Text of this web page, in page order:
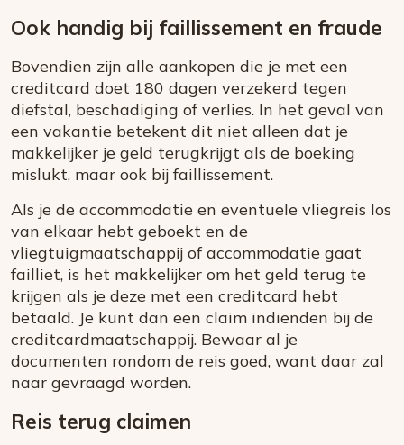
Ook handig bij faillissement en fraude
Bovendien zijn alle aankopen die je met een
creditcard doet 180 dagen verzekerd tegen
diefstal, beschadiging of verlies. In het geval van
een vakantie betekent dit niet alleen dat je
makkelijker je geld terugkrijgt als de boeking
mislukt, maar ook bij faillissement.
Als je de accommodatie en eventuele vliegreis los
van elkaar hebt geboekt en de
vliegtuigmaatschappij of accommodatie gaat
failliet, is het makkelijker om het geld terug te
krijgen als je deze met een creditcard hebt
betaald. Je kunt dan een claim indienden bij de
creditcardmaatschappij. Bewaar al je
documenten rondom de reis goed, want daar zal
naar gevraagd worden.
Reis terug claimen